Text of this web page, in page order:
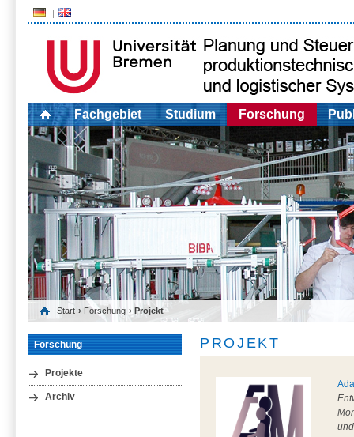
Fachgebiet Studium Forschung
Start › Forschung › Projekt
Forschung
Projekte
Archiv
PROJEKT